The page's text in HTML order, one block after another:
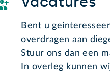
Bent u
overdragen aan
Stuur ons dan een
In overleg kunnen